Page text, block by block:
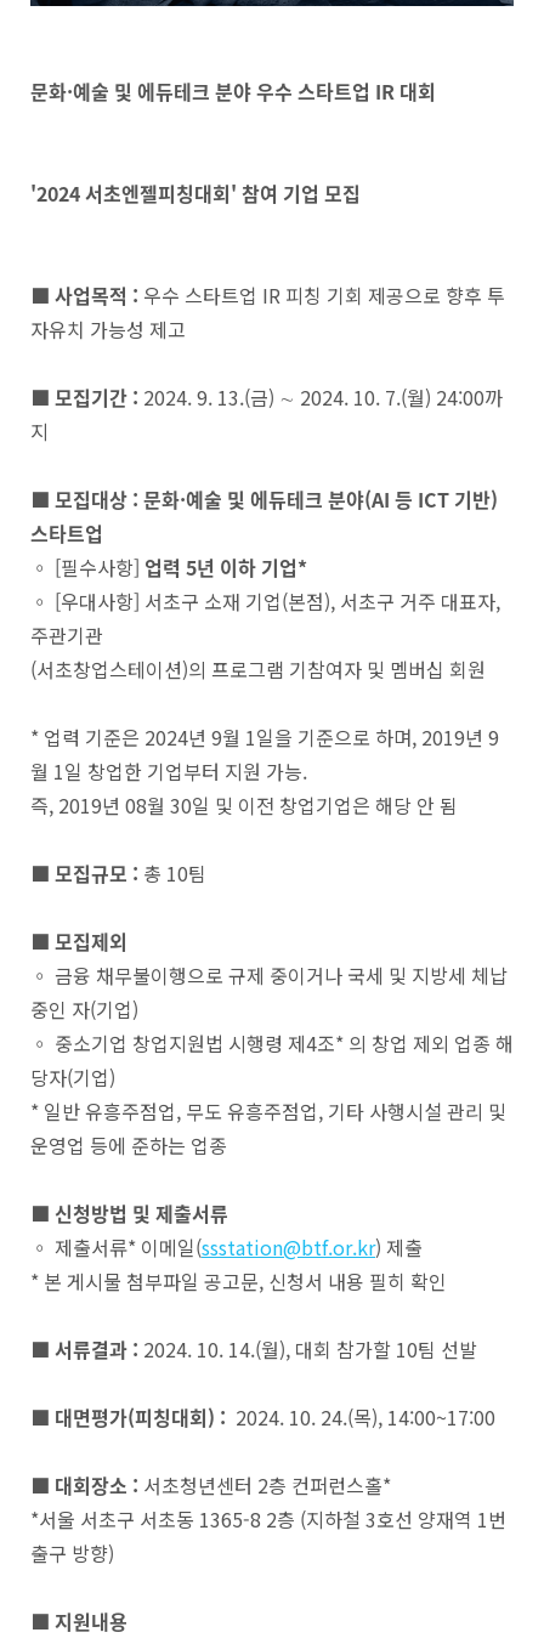
문화·예술 및 에듀테크 분야 우수 스타트업 IR 대회
'2024 서초엔젤피칭대회' 참여 기업 모집
■ 사업목적 : 우수 스타트업 IR 피칭 기회 제공으로 향후 투
자유치 가능성 제고
■ 모집기간 : 2024. 9. 13.(금) ∼ 2024. 10. 7.(월) 24:00까
지
■ 모집대상 : 문화·예술 및 에듀테크 분야(AI 등 ICT 기반)
스타트업
◦ [필수사항] 업력 5년 이하 기업*
◦ [우대사항] 서초구 소재 기업(본점), 서초구 거주 대표자,
주관기관
(서초창업스테이션)의 프로그램 기참여자 및 멤버십 회원
* 업력 기준은 2024년 9월 1일을 기준으로 하며, 2019년 9
월 1일 창업한 기업부터 지원 가능.
즉, 2019년 08월 30일 및 이전 창업기업은 해당 안 됨
■ 모집규모 : 총 10팀
■ 모집제외
◦ 금융 채무불이행으로 규제 중이거나 국세 및 지방세 체납
중인 자(기업)
◦ 중소기업 창업지원법 시행령 제4조* 의 창업 제외 업종 해
당자(기업)
* 일반 유흥주점업, 무도 유흥주점업, 기타 사행시설 관리 및
운영업 등에 준하는 업종
■ 신청방법 및 제출서류
◦ 제출서류* 이메일(ssstation@btf.or.kr) 제출
* 본 게시물 첨부파일 공고문, 신청서 내용 필히 확인
■ 서류결과 : 2024. 10. 14.(월), 대회 참가할 10팀 선발
■ 대면평가(피칭대회) : 2024. 10. 24.(목), 14:00~17:00
■ 대회장소 : 서초청년센터 2층 컨퍼런스홀*
*서울 서초구 서초동 1365-8 2층 (지하철 3호선 양재역 1번
출구 방향)
■ 지원내용